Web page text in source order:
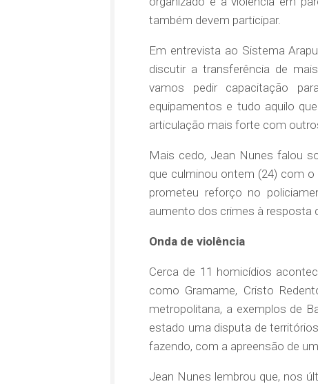
também devem participar.
Em entrevista ao Sistema
discutir a transferência de
vamos pedir capacitação
equipamentos e tudo aquilo
articulação mais forte com
Mais cedo, Jean Nunes falou
que culminou ontem (24) com
prometeu reforço no
aumento dos crimes à resposta
Onda de violência
Cerca de 11 homicídios
como Gramame, Cristo
metropolitana, a exemplos de
estado uma disputa de
fazendo, com a apreensão de
Jean Nunes lembrou que, nos